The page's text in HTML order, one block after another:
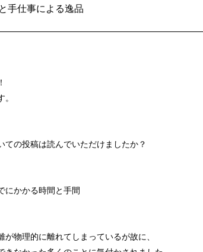
手仕事による逸品
ての投稿は読んでいただけましたか？
にかかる時間と手間
が物理的に離れてしまっているが故に、